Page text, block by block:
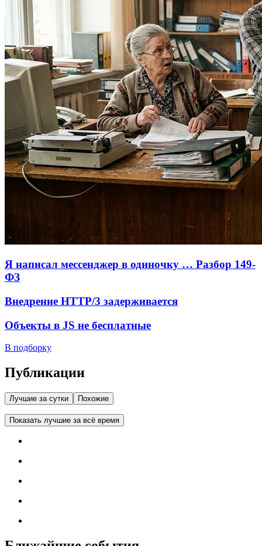
Я написал мессенджер в одиночку … Разбор 149-
ФЗ
Внедрение HTTP/3 задерживается
Объекты в JS не бесплатные
В подборку
Публикации
Лучшие за сутки Похожие
Показать лучшие за всё время